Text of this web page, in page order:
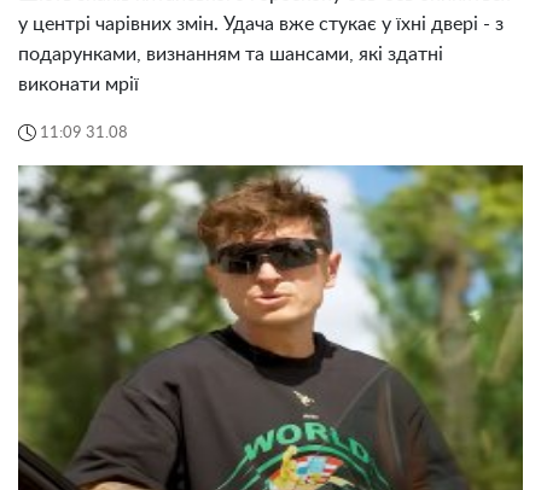
у центрі чарівних змін. Удача вже стукає у їхні двері - з
подарунками, визнанням та шансами, які здатні
виконати мрії
11:09 31.08